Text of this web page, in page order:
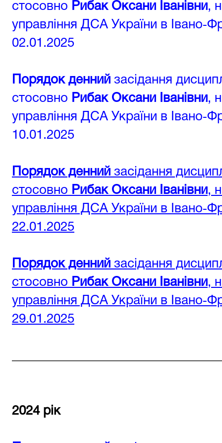
стосовно Рибак Оксани Іванівни,
управління ДСА України в
02.01.2025
Порядок денний засідання
стосовно Рибак Оксани Іванівни,
управління ДСА України в
10.01.2025
Порядок денний засідання
стосовно Рибак Оксани Іванівни,
управління ДСА України в
22.01.2025
Порядок денний засідання
стосовно Рибак Оксани Іванівни,
управління ДСА України в
29.01.2025
2024 рік